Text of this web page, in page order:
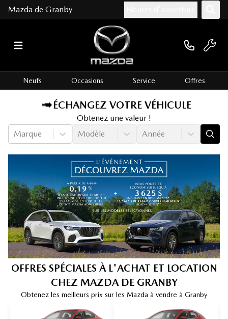
Mazda de Granby
Neufs Occasions Service Offres
ÉCHANGEZ VOTRE VÉHICULE
Obtenez une valeur !
Marque
Modèle Année
OFFRES SPÉCIALES À L'ACHAT ET LOCATION
CHEZ MAZDA DE GRANBY
Obtenez les meilleurs prix sur les Mazda à vendre à Granby